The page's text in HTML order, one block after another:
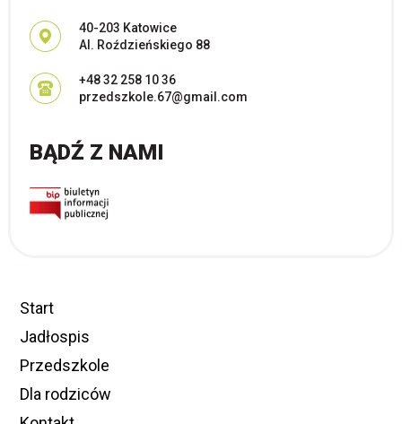
Adres pocztowy:
40-203 Katowice
Al. Roździeńskiego 88
+48 32 258 10 36
przedszkole.67@gmail.com
BĄDŹ Z NAMI
Start
Jadłospis
Przedszkole
Dla rodziców